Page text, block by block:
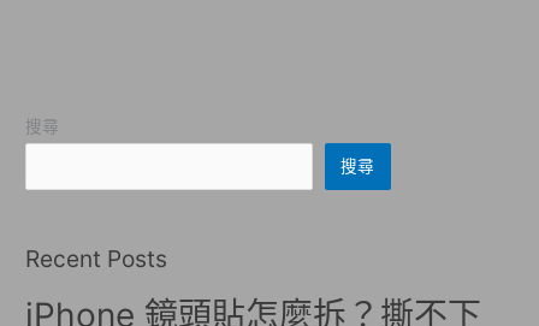
搜尋
搜尋
Recent Posts
iPhone 鏡頭貼怎麼拆？撕不下